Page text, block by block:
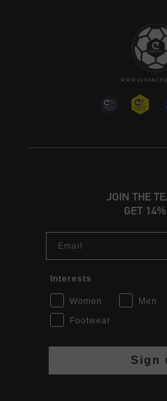
JOIN THE
GET
Interests
Women Men
Footwear
Sign